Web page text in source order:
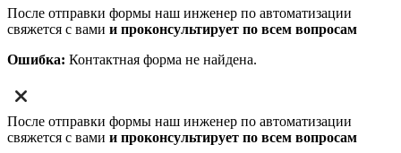
После отправки формы наш инженер по автоматизации
свяжется с вами и проконсультирует по всем вопросам
Ошибка: Контактная форма не найдена.
После отправки формы наш инженер по автоматизации
свяжется с вами и проконсультирует по всем вопросам